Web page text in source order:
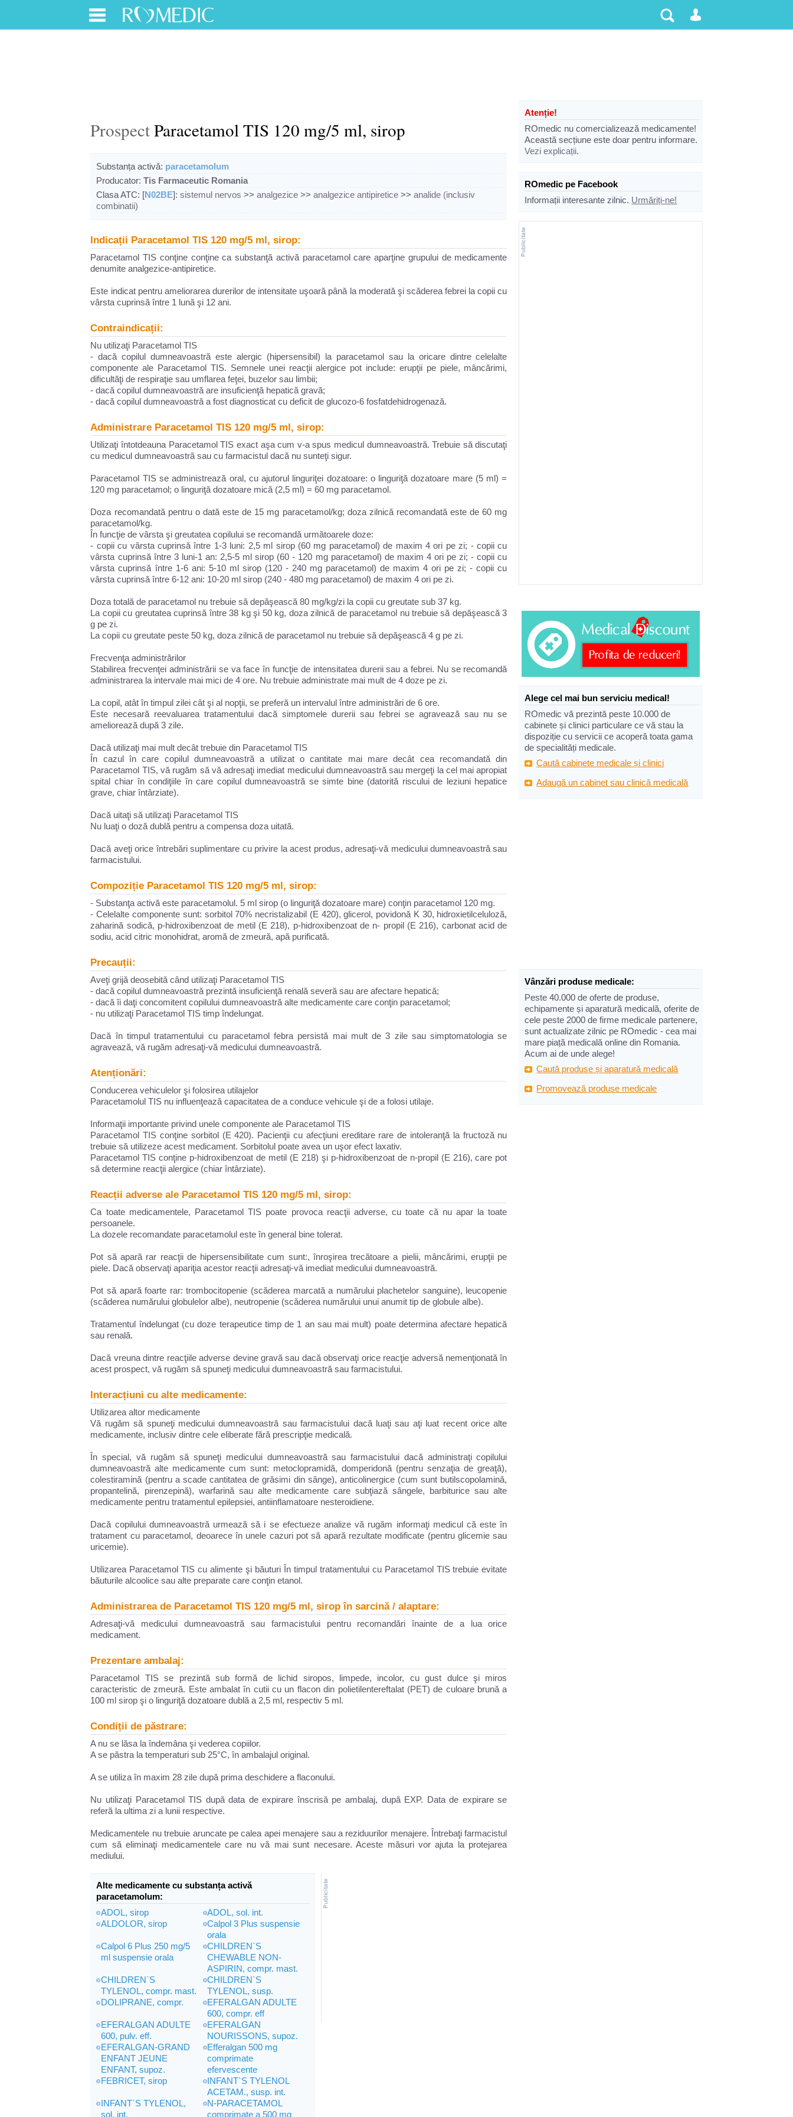
ProspectParacetamol TIS 120 mg/5 ml, sirop
Substanța activă: paracetamolum
Producator:Tis Farmaceutic Romania
Clasa ATC: [N02BE]:sistemul nervos >>analgezice >>analgezice antipiretice >>analide (inclusiv
combinatii)
Indicații Paracetamol TIS 120 mg/5 ml, sirop:
Paracetamol TIS conţine conţine ca substanţă activă paracetamol care aparţine grupului de medicamente
denumite analgezice-antipiretice.
Este indicat pentru ameliorarea durerilor de intensitate uşoară până la moderată şi scăderea febrei la copii cu
vârsta cuprinsă între 1 lună şi 12 ani.
Contraindicații:
Nu utilizaţi Paracetamol TIS
- dacă copilul dumneavoastră este alergic (hipersensibil) la paracetamol sau la oricare dintre celelalte
componente ale Paracetamol TIS. Semnele unei reacţii alergice pot include: erupţii pe piele, mâncărimi,
dificultăţi de respiraţie sau umflarea feţei, buzelor sau limbii;
- dacă copilul dumneavoastră are insuficienţă hepatică gravă;
- dacă copilul dumneavoastră a fost diagnosticat cu deficit de glucozo-6 fosfatdehidrogenază.
Administrare Paracetamol TIS 120 mg/5 ml, sirop:
Utilizaţi întotdeauna Paracetamol TIS exact aşa cum v-a spus medicul dumneavoastră. Trebuie să discutaţi
cu medicul dumneavoastră sau cu farmacistul dacă nu sunteţi sigur.
Paracetamol TIS se administrează oral, cu ajutorul linguriţei dozatoare: o linguriţă dozatoare mare (5 ml) =
120 mg paracetamol; o linguriţă dozatoare mică (2,5 ml) = 60 mg paracetamol.
Doza recomandată pentru o dată este de 15 mg paracetamol/kg; doza zilnică recomandată este de 60 mg
paracetamol/kg.
În funcţie de vârsta şi greutatea copilului se recomandă următoarele doze:
- copii cu vârsta cuprinsă între 1-3 luni: 2,5 ml sirop (60 mg paracetamol) de maxim 4 ori pe zi; - copii cu
vârsta cuprinsă între 3 luni-1 an: 2,5-5 ml sirop (60 - 120 mg paracetamol) de maxim 4 ori pe zi; - copii cu
vârsta cuprinsă între 1-6 ani: 5-10 ml sirop (120 - 240 mg paracetamol) de maxim 4 ori pe zi; - copii cu
vârsta cuprinsă între 6-12 ani: 10-20 ml sirop (240 - 480 mg paracetamol) de maxim 4 ori pe zi.
Doza totală de paracetamol nu trebuie să depăşească 80 mg/kg/zi la copii cu greutate sub 37 kg.
La copii cu greutatea cuprinsă între 38 kg şi 50 kg, doza zilnică de paracetamol nu trebuie să depăşească 3
g pe zi.
La copii cu greutate peste 50 kg, doza zilnică de paracetamol nu trebuie să depăşească 4 g pe zi.
Frecvenţa administrărilor
Stabilirea frecvenţei administrării se va face în funcţie de intensitatea durerii sau a febrei. Nu se recomandă
administrarea la intervale mai mici de 4 ore. Nu trebuie administrate mai mult de 4 doze pe zi.
La copil, atât în timpul zilei cât şi al nopţii, se preferă un intervalul între administrări de 6 ore.
Este necesară reevaluarea tratamentului dacă simptomele durerii sau febrei se agravează sau nu se
ameliorează după 3 zile.
Dacă utilizaţi mai mult decât trebuie din Paracetamol TIS
În cazul în care copilul dumneavoastră a utilizat o cantitate mai mare decât cea recomandată din
Paracetamol TIS, vă rugăm să vă adresaţi imediat medicului dumneavoastră sau mergeţi la cel mai apropiat
spital chiar în condiţiile în care copilul dumneavoastră se simte bine (datorită riscului de leziuni hepatice
grave, chiar întârziate).
Dacă uitaţi să utilizaţi Paracetamol TIS
Nu luaţi o doză dublă pentru a compensa doza uitată.
Dacă aveţi orice întrebări suplimentare cu privire la acest produs, adresaţi-vă medicului dumneavoastră sau
farmacistului.
Compoziție Paracetamol TIS 120 mg/5 ml, sirop:
- Substanţa activă este paracetamolul. 5 ml sirop (o linguriţă dozatoare mare) conţin paracetamol 120 mg.
- Celelalte componente sunt: sorbitol 70% necristalizabil (E 420), glicerol, povidonă K 30, hidroxietilceluloză,
zaharină sodică, p-hidroxibenzoat de metil (E 218), p-hidroxibenzoat de n- propil (E 216), carbonat acid de
sodiu, acid citric monohidrat, aromă de zmeură, apă purificată.
Precauții:
Aveţi grijă deosebită când utilizaţi Paracetamol TIS
- dacă copilul dumneavoastră prezintă insuficienţă renală severă sau are afectare hepatică;
- dacă îi daţi concomitent copilului dumneavoastră alte medicamente care conţin paracetamol;
- nu utilizaţi Paracetamol TIS timp îndelungat.
Dacă în timpul tratamentului cu paracetamol febra persistă mai mult de 3 zile sau simptomatologia se
agravează, vă rugăm adresaţi-vă medicului dumneavoastră.
Atenționări:
Conducerea vehiculelor şi folosirea utilajelor
Paracetamolul TIS nu influenţează capacitatea de a conduce vehicule şi de a folosi utilaje.
Informaţii importante privind unele componente ale Paracetamol TIS
Paracetamol TIS conţine sorbitol (E 420). Pacienţii cu afecţiuni ereditare rare de intoleranţă la fructoză nu
trebuie să utilizeze acest medicament. Sorbitolul poate avea un uşor efect laxativ.
Paracetamol TIS conţine p-hidroxibenzoat de metil (E 218) şi p-hidroxibenzoat de n-propil (E 216), care pot
să determine reacţii alergice (chiar întârziate).
Reacții adverse ale Paracetamol TIS 120 mg/5 ml, sirop:
Ca toate medicamentele, Paracetamol TIS poate provoca reacţii adverse, cu toate că nu apar la toate
persoanele.
La dozele recomandate paracetamolul este în general bine tolerat.
Pot să apară rar reacţii de hipersensibilitate cum sunt:, înroşirea trecătoare a pielii, mâncărimi, erupţii pe
piele. Dacă observaţi apariţia acestor reacţii adresaţi-vă imediat medicului dumneavoastră.
Pot să apară foarte rar: trombocitopenie (scăderea marcată a numărului plachetelor sanguine), leucopenie
(scăderea numărului globulelor albe), neutropenie (scăderea numărului unui anumit tip de globule albe).
Tratamentul îndelungat (cu doze terapeutice timp de 1 an sau mai mult) poate determina afectare hepatică
sau renală.
Dacă vreuna dintre reacţiile adverse devine gravă sau dacă observaţi orice reacţie adversă nemenţionată în
acest prospect, vă rugăm să spuneţi medicului dumneavoastră sau farmacistului.
Interacțiuni cu alte medicamente:
Utilizarea altor medicamente
Vă rugăm să spuneţi medicului dumneavoastră sau farmacistului dacă luaţi sau aţi luat recent orice alte
medicamente, inclusiv dintre cele eliberate fără prescripţie medicală.
În special, vă rugăm să spuneţi medicului dumneavoastră sau farmacistului dacă administraţi copilului
dumneavoastră alte medicamente cum sunt: metoclopramidă, domperidonă (pentru senzaţia de greaţă),
colestiramină (pentru a scade cantitatea de grăsimi din sânge), anticolinergice (cum sunt butilscopolamină,
propantelină, pirenzepină), warfarină sau alte medicamente care subţiază sângele, barbiturice sau alte
medicamente pentru tratamentul epilepsiei, antiinflamatoare nesteroidiene.
Dacă copilului dumneavoastră urmează să i se efectueze analize vă rugăm informaţi medicul că este în
tratament cu paracetamol, deoarece în unele cazuri pot să apară rezultate modificate (pentru glicemie sau
uricemie).
Utilizarea Paracetamol TIS cu alimente şi băuturi În timpul tratamentului cu Paracetamol TIS trebuie evitate
băuturile alcoolice sau alte preparate care conţin etanol.
Administrarea de Paracetamol TIS 120 mg/5 ml, sirop în sarcină / alaptare:
Adresaţi-vă medicului dumneavoastră sau farmacistului pentru recomandări înainte de a lua orice
medicament.
Prezentare ambalaj:
Paracetamol TIS se prezintă sub formă de lichid siropos, limpede, incolor, cu gust dulce şi miros
caracteristic de zmeură. Este ambalat în cutii cu un flacon din polietilentereftalat (PET) de culoare brună a
100 ml sirop şi o linguriţă dozatoare dublă a 2,5 ml, respectiv 5 ml.
Condiții de păstrare:
A nu se lăsa la îndemâna şi vederea copiilor.
A se păstra la temperaturi sub 25°C, în ambalajul original.
A se utiliza în maxim 28 zile după prima deschidere a flaconului.
Nu utilizaţi Paracetamol TIS după data de expirare înscrisă pe ambalaj, după EXP. Data de expirare se
referă la ultima zi a lunii respective.
Medicamentele nu trebuie aruncate pe calea apei menajere sau a reziduurilor menajere. Întrebaţi farmacistul
cum să eliminaţi medicamentele care nu vă mai sunt necesare. Aceste măsuri vor ajuta la protejarea
mediului.
Alte medicamente cu substanța activă
paracetamolum:
ADOL, sirop
ADOL, sol. int.
ALDOLOR, sirop
Calpol 3 Plus suspensie
orala
Calpol 6 Plus 250 mg/5
ml suspensie orala
CHILDREN`S
CHEWABLE NON-
ASPIRIN, compr. mast.
CHILDREN`S
TYLENOL, compr. mast.
CHILDREN`S
TYLENOL, susp.
DOLIPRANE, compr.
EFERALGAN ADULTE
600, compr. eff
EFERALGAN ADULTE
600, pulv. eff.
EFERALGAN
NOURISSONS, supoz.
EFERALGAN-GRAND
ENFANT JEUNE
ENFANT, supoz.
Efferalgan 500 mg
comprimate
efervescente
FEBRICET, sirop
INFANT`S TYLENOL
ACETAM., susp. int.
INFANT`S TYLENOL,
sol. int.
N-PARACETAMOL
comprimate a 500 mg
Atenție!
ROmedic nu comercializează medicamente!
Această secțiune este doar pentru informare.
Vezi explicații.
ROmedic pe Facebook
Informații interesante zilnic. Urmăriți-ne!
Alege cel mai bun serviciu medical!
ROmedic vă prezintă peste 10.000 de
cabinete și clinici particulare ce vă stau la
dispoziție cu servicii ce acoperă toata gama
de specialități medicale.
Caută cabinete medicale și clinici
Adaugă un cabinet sau clinică medicală
Vânzări produse medicale:
Peste 40.000 de oferte de produse,
echipamente și aparatură medicală, oferite de
cele peste 2000 de firme medicale partenere,
sunt actualizate zilnic pe ROmedic - cea mai
mare piață medicală online din Romania.
Acum ai de unde alege!
Caută produse și aparatură medicală
Promovează produse medicale